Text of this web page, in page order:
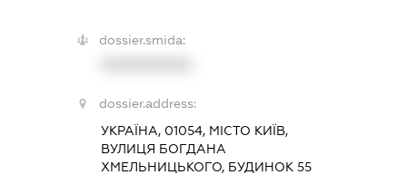
dossier.smida:
dossier.address:
УКРАЇНА, 01054, МІСТО КИЇВ,
ВУЛИЦЯ БОГДАНА
ХМЕЛЬНИЦЬКОГО, БУДИНОК 55